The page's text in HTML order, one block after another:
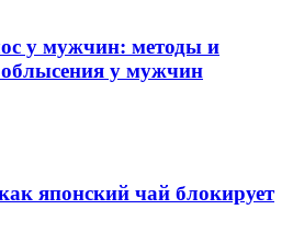
у мужчин: методы и
у мужчин
японский чай блокирует